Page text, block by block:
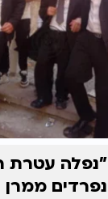
"נפלה עטרת
נפרדים